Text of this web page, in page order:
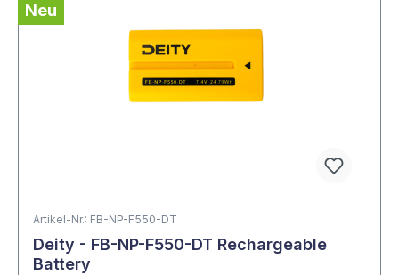
Neu
Artikel-Nr.: FB-NP-F550-DT
Deity - FB-NP-F550-DT Rechargeable
Battery